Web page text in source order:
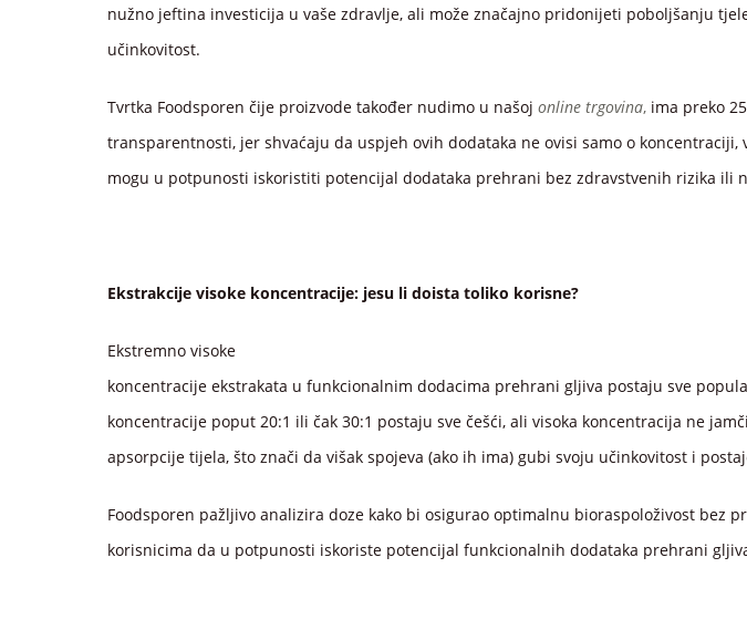
nužno jeftina investicija u vaše zdravlje, ali može značajno pridonijeti poboljšanju
učinkovitost.
Tvrtka Foodsporen čije proizvode također nudimo u našoj online trgovina, ima preko
transparentnosti, jer shvaćaju da uspjeh ovih dodataka ne ovisi samo o
mogu u potpunosti iskoristiti potencijal dodataka prehrani bez zdravstvenih rizika ili
Ekstrakcije visoke koncentracije: jesu li doista toliko korisne?
Ekstremno visoke
koncentracije ekstrakata u funkcionalnim dodacima prehrani gljiva postaju sve
koncentracije poput 20:1 ili čak 30:1 postaju sve češći, ali visoka koncentracija ne
apsorpcije tijela, što znači da višak spojeva (ako ih ima) gubi svoju učinkovitost i
Foodsporen pažljivo analizira doze kako bi osigurao optimalnu bioraspoloživost
korisnicima da u potpunosti iskoriste potencijal funkcionalnih dodataka prehrani